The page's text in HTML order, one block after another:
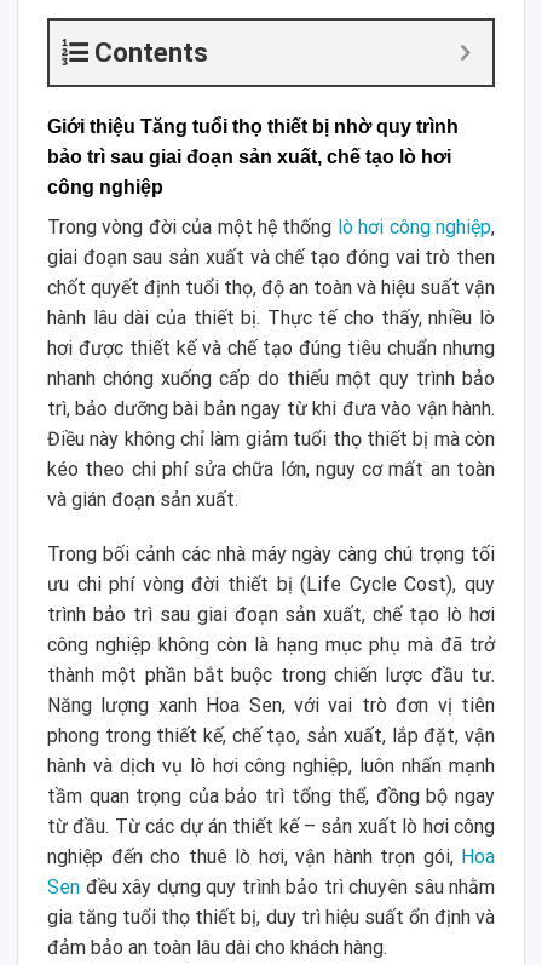
Contents
Giới thiệu Tăng tuổi thọ thiết bị nhờ quy trình
bảo trì sau giai đoạn sản xuất, chế tạo lò hơi
công nghiệp
Trong vòng đời của một hệ thống lò hơi công nghiệp,
giai đoạn sau sản xuất và chế tạo đóng vai trò then
chốt quyết định tuổi thọ, độ an toàn và hiệu suất vận
hành lâu dài của thiết bị. Thực tế cho thấy, nhiều lò
hơi được thiết kế và chế tạo đúng tiêu chuẩn nhưng
nhanh chóng xuống cấp do thiếu một quy trình bảo
trì, bảo dưỡng bài bản ngay từ khi đưa vào vận hành.
Điều này không chỉ làm giảm tuổi thọ thiết bị mà còn
kéo theo chi phí sửa chữa lớn, nguy cơ mất an toàn
và gián đoạn sản xuất.
Trong bối cảnh các nhà máy ngày càng chú trọng tối
ưu chi phí vòng đời thiết bị (Life Cycle Cost), quy
trình bảo trì sau giai đoạn sản xuất, chế tạo lò hơi
công nghiệp không còn là hạng mục phụ mà đã trở
thành một phần bắt buộc trong chiến lược đầu tư.
Năng lượng xanh Hoa Sen, với vai trò đơn vị tiên
phong trong thiết kế, chế tạo, sản xuất, lắp đặt, vận
hành và dịch vụ lò hơi công nghiệp, luôn nhấn mạnh
tầm quan trọng của bảo trì tổng thể, đồng bộ ngay
từ đầu. Từ các dự án thiết kế – sản xuất lò hơi công
nghiệp đến cho thuê lò hơi, vận hành trọn gói, Hoa
Sen đều xây dựng quy trình bảo trì chuyên sâu nhằm
gia tăng tuổi thọ thiết bị, duy trì hiệu suất ổn định và
đảm bảo an toàn lâu dài cho khách hàng.